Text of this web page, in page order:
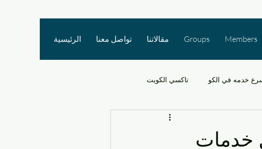
الرئيسية تواصل معنا مقالاتنا Groups Members
خدمه في الكو تاكسي الكويت
خدمات